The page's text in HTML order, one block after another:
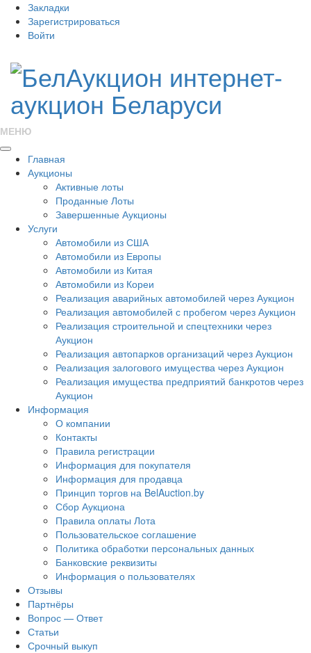
Закладки
Зарегистрироваться
Войти
МЕНЮ
Главная
Аукционы
Активные лоты
Проданные Лоты
Завершенные Аукционы
Услуги
Автомобили из США
Автомобили из Европы
Автомобили из Китая
Автомобили из Кореи
Реализация аварийных автомобилей через Аукцион
Реализация автомобилей с пробегом через Аукцион
Реализация строительной и спецтехники через
Аукцион
Реализация автопарков организаций через Аукцион
Реализация залогового имущества через Аукцион
Реализация имущества предприятий банкротов через
Аукцион
Информация
О компании
Контакты
Правила регистрации
Информация для покупателя
Информация для продавца
Принцип торгов на BelAuction.by
Сбор Аукциона
Правила оплаты Лота
Пользовательское соглашение
Политика обработки персональных данных
Банковские реквизиты
Информация о пользователях
Отзывы
Партнёры
Вопрос — Ответ
Статьи
Срочный выкуп